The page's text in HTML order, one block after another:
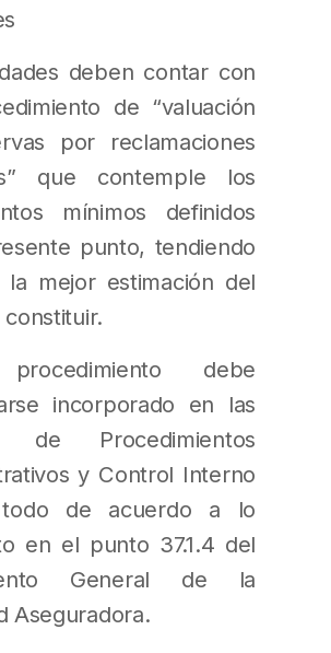
deben contar con
de “valuación
por reclamaciones
que contemple los
mínimos definidos
punto, tendiendo
la mejor estimación del
constituir.
debe
incorporado en las
de Procedimientos
y Control Interno
de acuerdo a lo
en el punto 37.1.4 del
General de la
Aseguradora.